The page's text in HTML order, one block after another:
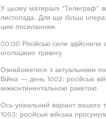
У цьому матеріалі "Телеграф"
листопада. Для ще більш
цим посиланням.
00:00 Російські сили здійснили
оголошено тривогу.
Ознайомитися з актуальними
Війна — день 1002: російські
міжконтинентальною ракетою.
Ось унікальний варіант
1003: російські війська